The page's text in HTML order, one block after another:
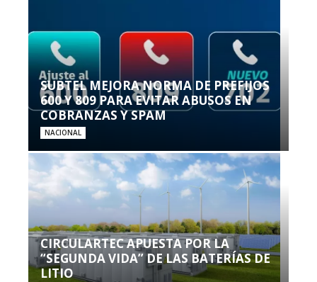
SUBTEL MEJORA NORMA DE PREFIJOS
600 Y 809 PARA EVITAR ABUSOS EN
COBRANZAS Y SPAM
NACIONAL
CIRCULARTEC APUESTA POR LA
“SEGUNDA VIDA” DE LAS BATERÍAS DE
LITIO